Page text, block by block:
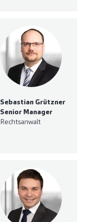
Sebastian Grützner
Senior Manager
Rechtsanwalt